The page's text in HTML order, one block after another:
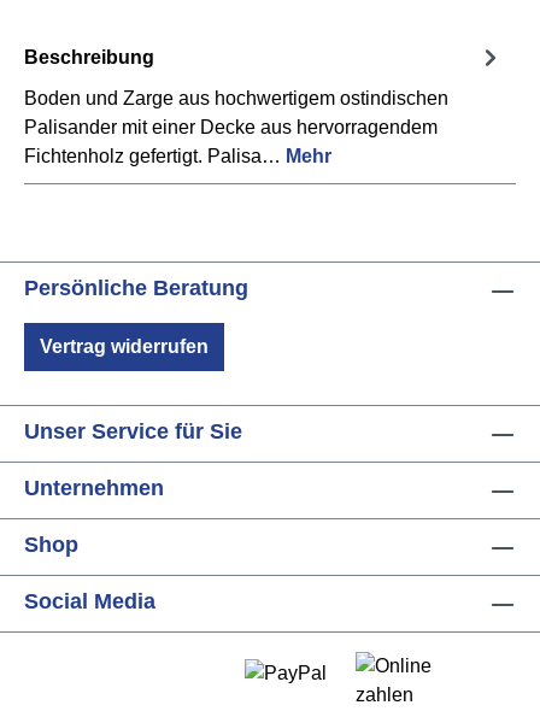
Beschreibung
Boden und Zarge aus hoch­wertigem ostindischen
Palisander mit einer Decke aus hervor­ragendem
Fichten­holz gefertigt. Palisa… Mehr
Persönliche Beratung
Vertrag widerrufen
Unser Service für Sie
Unternehmen
Shop
Social Media